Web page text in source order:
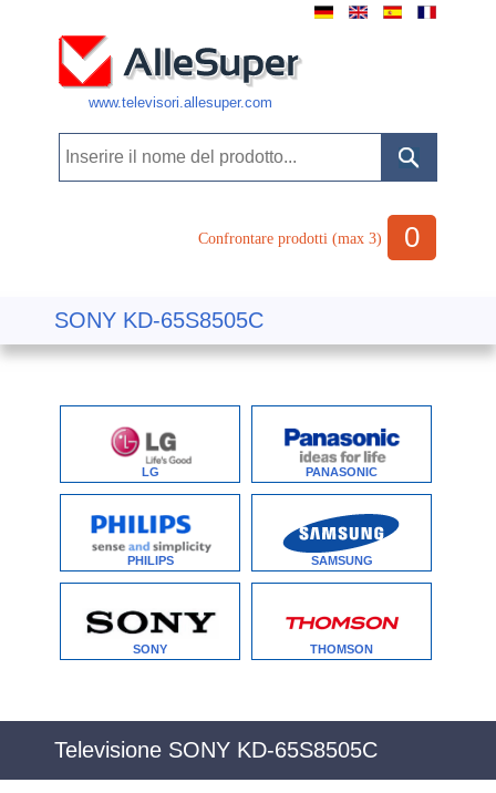
www.televisori.allesuper.com
Confrontare prodotti (max 3) 0
SONY KD-65S8505C
LG PANASONIC
PHILIPS SAMSUNG
SONY THOMSON
Televisione SONY KD-65S8505C